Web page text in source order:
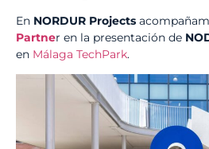
En NORDUR Projects
Partner en la presentación de
en Málaga TechPark.